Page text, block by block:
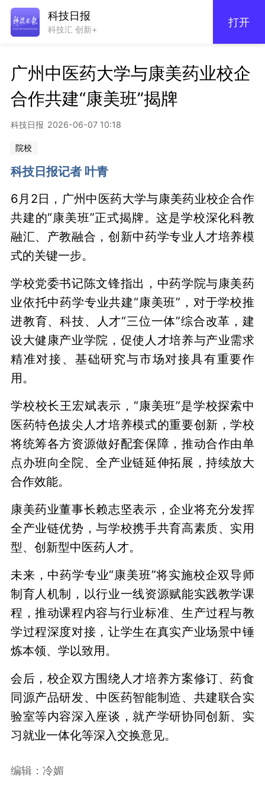
科技日报
科技汇 创新+
打开
广州中医药大学与康美药业校企
合作共建“康美班”揭牌
科技日报 2026-06-07 10:18
院校
科技日报记者 叶青
6月2日，广州中医药大学与康美药业校企合作
共建的“康美班”正式揭牌。这是学校深化科教
融汇、产教融合，创新中药学专业人才培养模
式的关键一步。
学校党委书记陈文锋指出，中药学院与康美药
业依托中药学专业共建“康美班”，对于学校推
进教育、科技、人才“三位一体”综合改革，建
设大健康产业学院，促使人才培养与产业需求
精准对接、基础研究与市场对接具有重要作
用。
学校校长王宏斌表示，“康美班”是学校探索中
医药特色拔尖人才培养模式的重要创新，学校
将统筹各方资源做好配套保障，推动合作由单
点办班向全院、全产业链延伸拓展，持续放大
合作效能。
康美药业董事长赖志坚表示，企业将充分发挥
全产业链优势，与学校携手共育高素质、实用
型、创新型中医药人才。
未来，中药学专业“康美班”将实施校企双导师
制育人机制，以行业一线资源赋能实践教学课
程，推动课程内容与行业标准、生产过程与教
学过程深度对接，让学生在真实产业场景中锤
炼本领、学以致用。
会后，校企双方围绕人才培养方案修订、药食
同源产品研发、中医药智能制造、共建联合实
验室等内容深入座谈，就产学研协同创新、实
习就业一体化等深入交换意见。
编辑：冷媚